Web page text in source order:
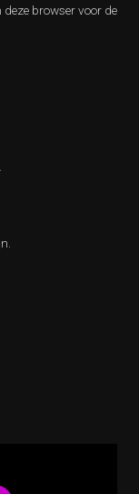
browser voor de